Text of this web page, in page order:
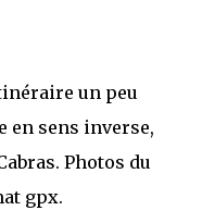
un peu
en sens inverse,
Photos du
gpx.